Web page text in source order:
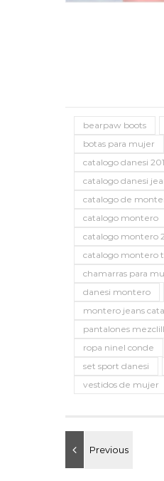
bearpaw boots
botas para mujer
catalogo danesi
catalogo danesi
catalogo de
catalogo montero
catalogo montero
catalogo montero
chamarras para
danesi montero
montero jeans
pantalones
ropa ninel conde
set sport danesi
vestidos de mujer